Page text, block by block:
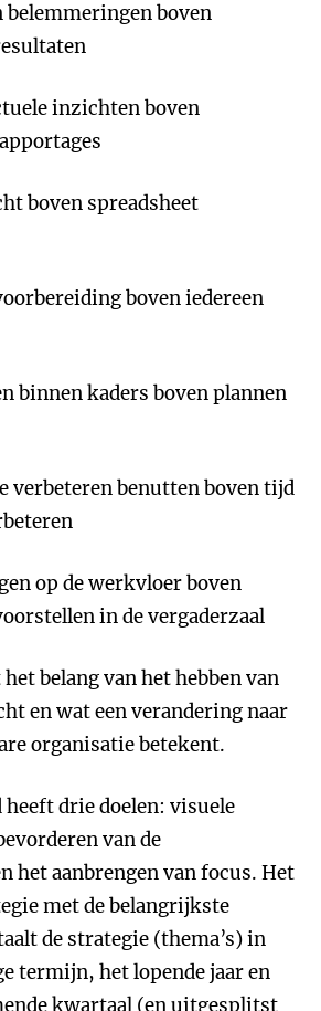
belemmeringen boven
inzichten boven
boven spreadsheet
boven iedereen
binnen kaders boven plannen
verbeteren benutten boven tijd
op de werkvloer boven
in de vergaderzaal
belang van het hebben van
en wat een verandering naar
organisatie betekent.
heeft drie doelen: visuele
van de
het aanbrengen van focus. Het
met de belangrijkste
de strategie (thema’s) in
termijn, het lopende jaar en
kwartaal (en uitgesplitst